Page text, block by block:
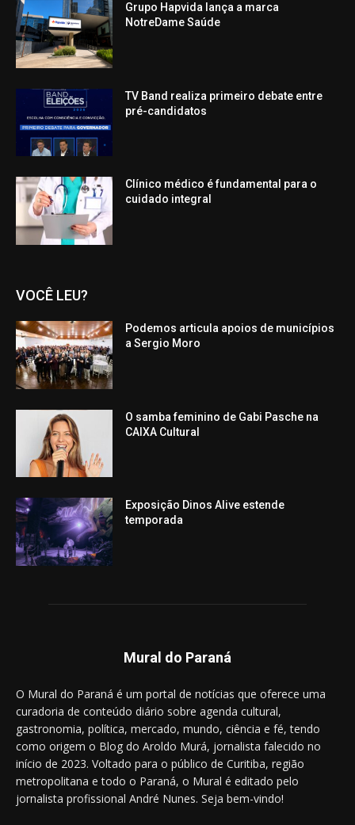
Grupo Hapvida lança a marca
NotreDame Saúde
TV Band realiza primeiro debate entre
pré-candidatos
Clínico médico é fundamental para o
cuidado integral
VOCÊ LEU?
Podemos articula apoios de municípios
a Sergio Moro
O samba feminino de Gabi Pasche na
CAIXA Cultural
Exposição Dinos Alive estende
temporada
Mural do Paraná
O Mural do Paraná é um portal de notícias que oferece uma
curadoria de conteúdo diário sobre agenda cultural,
gastronomia, política, mercado, mundo, ciência e fé, tendo
como origem o Blog do Aroldo Murá, jornalista falecido no
início de 2023. Voltado para o público de Curitiba, região
metropolitana e todo o Paraná, o Mural é editado pelo
jornalista profissional André Nunes. Seja bem-vindo!